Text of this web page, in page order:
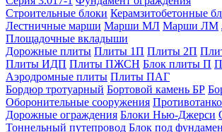
Строительные блоки Керамзитобетонные
Лестничные марши Марши МЛ Марши ЛМ
Площадочные вкладыши
Дорожные плиты Плиты 1П Плиты 2П
Плиты ИДП Плиты ПЖСН Блок плиты П
Аэродромные плиты Плиты ПАГ
Бордюр тротуарный Бортовой камень БР
Оборонительные сооружения
Дорожные ограждения Блоки Нью-Джерси
Тоннельный путепровод Блок под